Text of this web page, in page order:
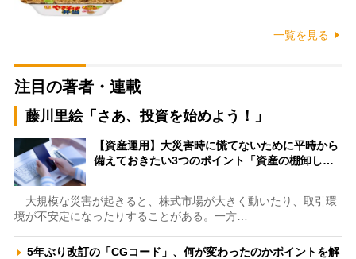
一覧を見る
注目の著者・連載
藤川里絵「さあ、投資を始めよう！」
【資産運用】大災害時に慌てないために平時から
備えておきたい3つのポイント「資産の棚卸し…
大規模な災害が起きると、株式市場が大きく動いたり、取引環
境が不安定になったりすることがある。一方…
5年ぶり改訂の「CGコード」、何が変わったのかポイントを解